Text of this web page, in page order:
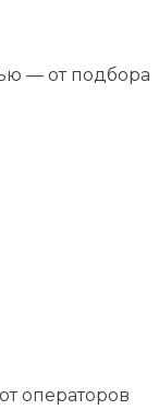
— от подбора
операторов